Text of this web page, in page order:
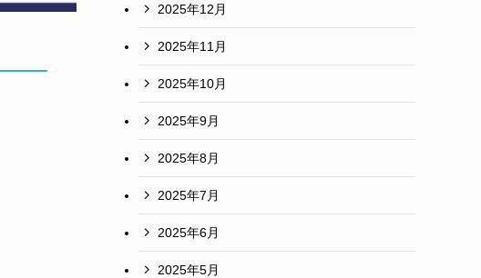
2025年12月
2025年11月
2025年10月
2025年9月
2025年8月
2025年7月
2025年6月
2025年5月